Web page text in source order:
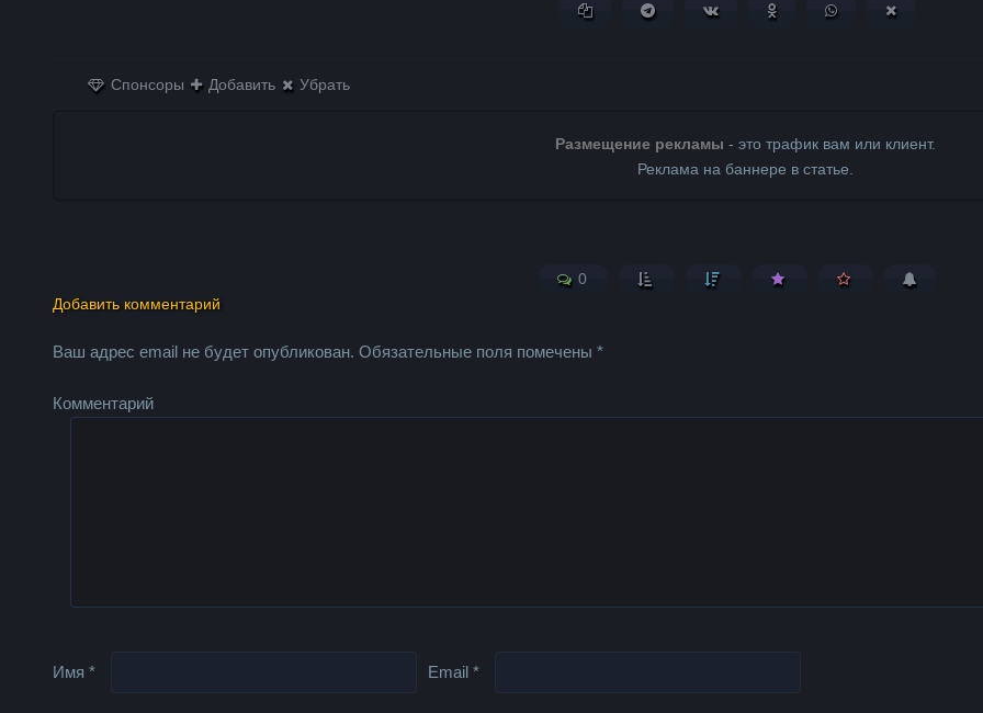
Копировать ссылкуПоделиться в Telegram
Поделиться ВКонтакте
Поделиться вПоделиться в
Спонсоры Добавить Убрать
Размещение рекламы - это трафик вам или клиент.
Реклама на баннере в статье.
0
Добавить комментарий
Ваш адрес email не будет опубликован. Обязательные поля помечены*
Комментарий
Имя* Email*